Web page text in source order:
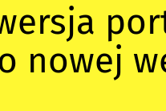
nowej